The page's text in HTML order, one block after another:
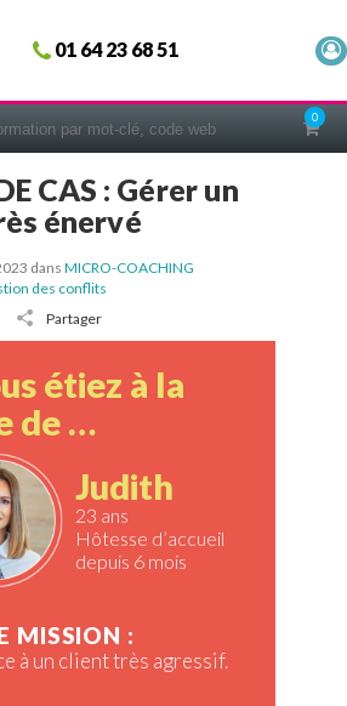
01 64 23 68 51
0
CAS : Gérer un
énervé
dans MICRO-COACHING
des conflits
Partager
étiez à la
de …
Judith
23 ans
Hôtesse d’accueil
depuis 6 mois
MISSION :
à un client très agressif.